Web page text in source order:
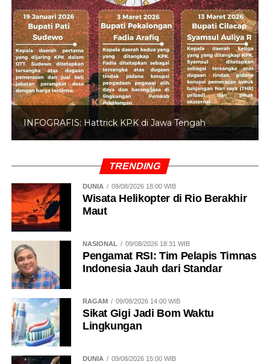
INFOGRAFIS: Hattrick KPK di Jawa Tengah
TRENDING
DUNIA 09/08/2026 18:00 WIB
Wisata Helikopter di Rio Berakhir
Maut
NASIONAL 09/08/2026 18:31 WIB
Pengamat RSI: Tim Pelapis Timnas
Indonesia Jauh dari Standar
RAGAM 09/08/2026 14:00 WIB
Sikat Gigi Jadi Bom Waktu
Lingkungan
DUNIA 09/08/2026 15:00 WIB